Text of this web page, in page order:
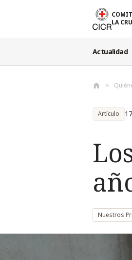
LA
Actualidad
Artículo
Nuestros